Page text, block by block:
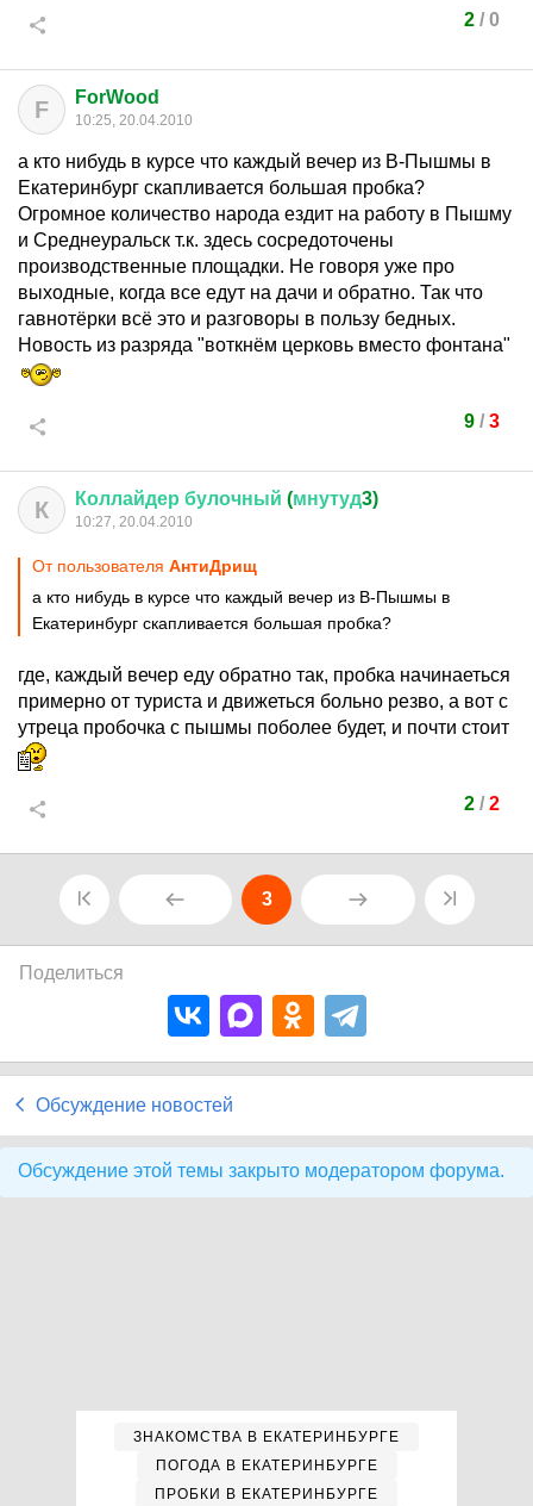
2/ 0
F ForWood
10:25, 20.04.2010
а кто нибудь в курсе что каждый вечер из В-Пышмы в
Екатеринбург скапливается большая пробка?
Огромное количество народа ездит на работу в Пышму
и Среднеуральск т.к. здесь сосредоточены
производственные площадки. Не говоря уже про
выходные, когда все едут на дачи и обратно. Так что
гавнотёрки всё это и разговоры в пользу бедных.
Новость из разряда "воткнём церковь вместо фонтана"
9/ 3
К Коллайдер булочный (мнутуд3)
10:27, 20.04.2010
От пользователя АнтиДрищ
а кто нибудь в курсе что каждый вечер из В-Пышмы в
Екатеринбург скапливается большая пробка?
где, каждый вечер еду обратно так, пробка начинаеться
примерно от туриста и движеться больно резво, а вот с
утреца пробочка с пышмы поболее будет, и почти стоит
2/ 2
3
Поделиться
Обсуждение новостей
Обсуждение этой темы закрыто модератором форума.
ЗНАКОМСТВА В ЕКАТЕРИНБУРГЕ
ПОГОДА В ЕКАТЕРИНБУРГЕ
ПРОБКИ В ЕКАТЕРИНБУРГЕ